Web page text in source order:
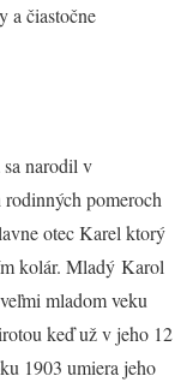
a čiastočne
narodil v
rodinných pomeroch
otec Karel ktorý
kolár. Mladý Karol
mladom veku
keď už v jeho 12
1903 umiera jeho